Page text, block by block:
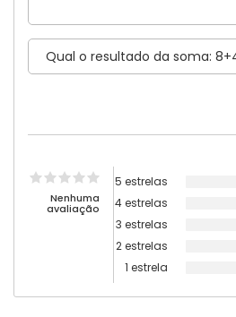
Nenhuma
avaliação
5 estrelas
4 estrelas
3 estrelas
2 estrelas
1 estrela